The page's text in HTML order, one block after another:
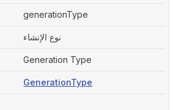
generationType
نوع الإنشاء
Generation Type
GenerationType